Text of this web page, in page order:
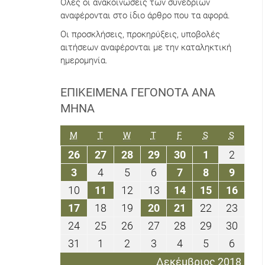
Όλες οι ανακοινώσεις των συνεδρίων
αναφέρονται στο ίδιο άρθρο που τα αφορά.
Οι προσκλήσεις, προκηρύξεις, υποβολές
αιτήσεων αναφέρονται με την καταληκτική
ημερομηνία.
ΕΠΙΚΕΊΜΕΝΑ ΓΕΓΟΝΌΤΑ ΑΝΆ
ΜΉΝΑ
Δεκέμβριος 2018
M ΔΕΥΤΈΡΑ
TΤΡΊΤΗWΤΕΤΆΡΤΗ
TΠΈΜΠΤΗ
FΠΑΡΑΣΚΕΥΉ
SΣΆΒΒΑΤΟ
SΚΥΡΙΑΚΉ
2626
Νοεμβρίου
2018
2727
Νοεμβρίου
2018
2828
Νοεμβρίου
2018
2929
Νοεμβρίου
2018
3030
Νοεμβρίου
2018
1
Δεκεμβρίου
2018
22
2018
33
Δεκεμβρίου
2018
44
Δεκεμβρίου
2018
55
Δεκεμβρίου
2018
66
Δεκεμβρίου
2018
77
Δεκεμβρίου
2018
88
Δεκεμβρίου
2018
99
2018
10
Δεκεμβρίου
2018
11
Δεκεμβρίου
2018
12
Δεκεμβρίου
2018
1313
Δεκεμβρίου
2018
1414
Δεκεμβρίου
2018
1515
Δεκεμβρίου
2018
1616
2018
1717
Δεκεμβρίου
2018
18
Δεκεμβρίου
2018
19
Δεκεμβρίου
2018
2020
Δεκεμβρίου
2018
21
Δεκεμβρίου
2018
2222
Δεκεμβρίου
2018
2323
2018
2424
Δεκεμβρίου
2018
2525
Δεκεμβρίου
2018
26
Δεκεμβρίου
2018
2727
Δεκεμβρίου
2018
2828
Δεκεμβρίου
2018
2929
Δεκεμβρίου
2018
3030
2018
31
Δεκεμβρίου
1
Ιανουαρίου
2
Ιανουαρίου
33
Ιανουαρίου
44
Ιανουαρίου
55
Ιανουαρίου
66